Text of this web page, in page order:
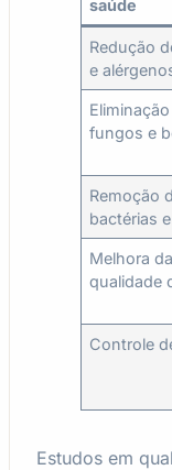
saúde
Redução
e
fungos e
Remoção
bactérias
Melhora da
qualidade
Controle
Estudos em